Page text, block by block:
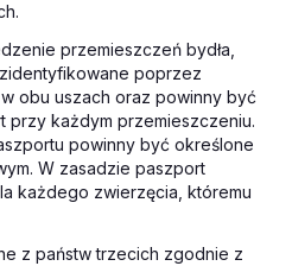
przemieszczeń bydła,
poprzez
obu uszach oraz powinny być
przy każdym przemieszczeniu.
powinny być określone
W zasadzie paszport
każdego zwierzęcia, któremu
z państw trzecich zgodnie z